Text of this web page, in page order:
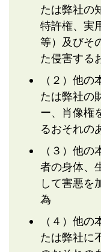
たは弊社の
特許権、実
等）及びそ
た侵害する
（２）他
たは弊社の
ー、肖像権
るおそれの
（３）他
者の身体、
して害悪を
為
（４）他
たは弊社に